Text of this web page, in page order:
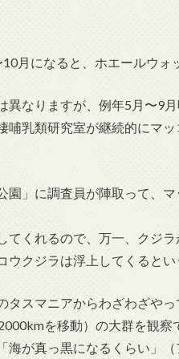
月になると、ホエールウォ
なりますが、例年5月〜9月
哺乳類研究室が継続的にマ
園」に調査員が陣取って、
てくれるので、万一、クジ
クジラは浮上してくるとい
タスマニアからわざわざや
を移動）の大群を観察
海が真っ黒になるくらい」